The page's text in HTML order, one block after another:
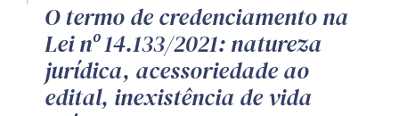
O termo de credenciamento na
Lei nº 14.133/2021: natureza
jurídica, acessoriedade ao
edital, inexistência de vida